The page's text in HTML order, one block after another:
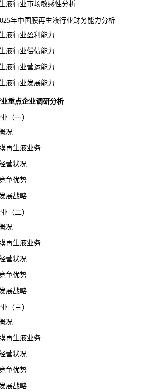
业市场敏感性分析
年中国膜再生液行业财务能力分析
业盈利能力
业偿债能力
业营运能力
业发展能力
重点企业调研分析
（一）
况
生液业务
状况
优势
战略
（二）
况
生液业务
状况
优势
战略
（三）
况
生液业务
状况
优势
战略